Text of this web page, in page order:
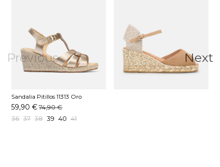
Previous
Sandalia Pitillos 11313 Oro
59,90 € 74,90 €
36 37 38 39 40 41
Next